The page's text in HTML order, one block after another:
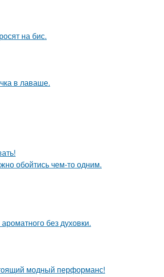
на бис.
в лаваше.
обойтись чем-то одним.
без духовки.
модный перформанс!